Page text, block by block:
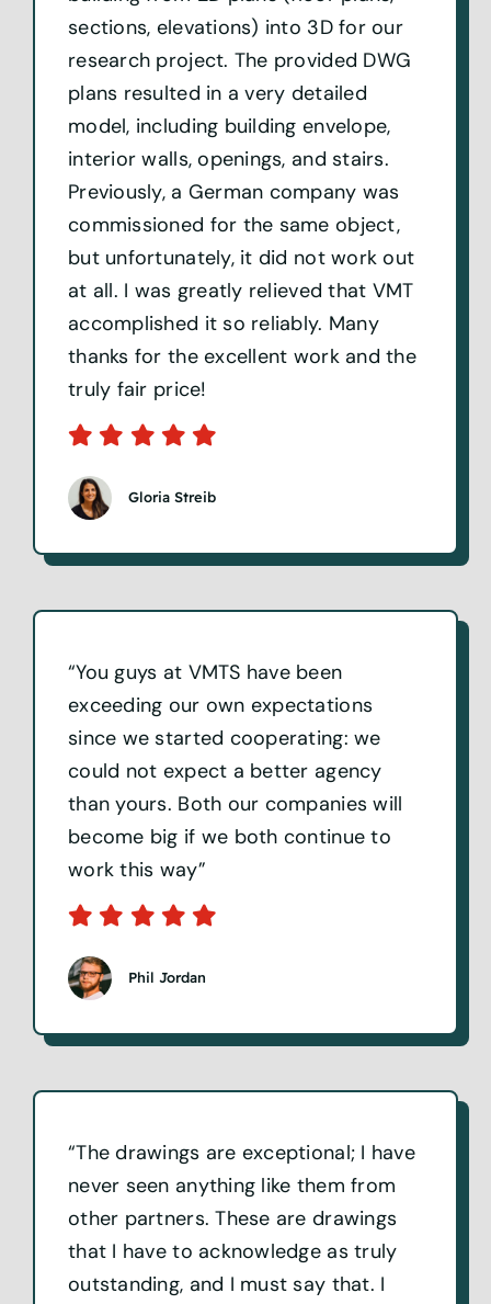
building from 2D plans (floor plans,
sections, elevations) into 3D for our
research project. The provided DWG
plans resulted in a very detailed
model, including building envelope,
interior walls, openings, and stairs.
Previously, a German company was
commissioned for the same object,
but unfortunately, it did not work out
at all. I was greatly relieved that VMT
accomplished it so reliably. Many
thanks for the excellent work and the
“You guys at VMTS have been
exceeding our own expectations
since we started cooperating: we
could not expect a better agency
than yours. Both our companies will
become big if we both continue to
“The drawings are exceptional; I have
never seen anything like them from
other partners. These are drawings
that I have to acknowledge as truly